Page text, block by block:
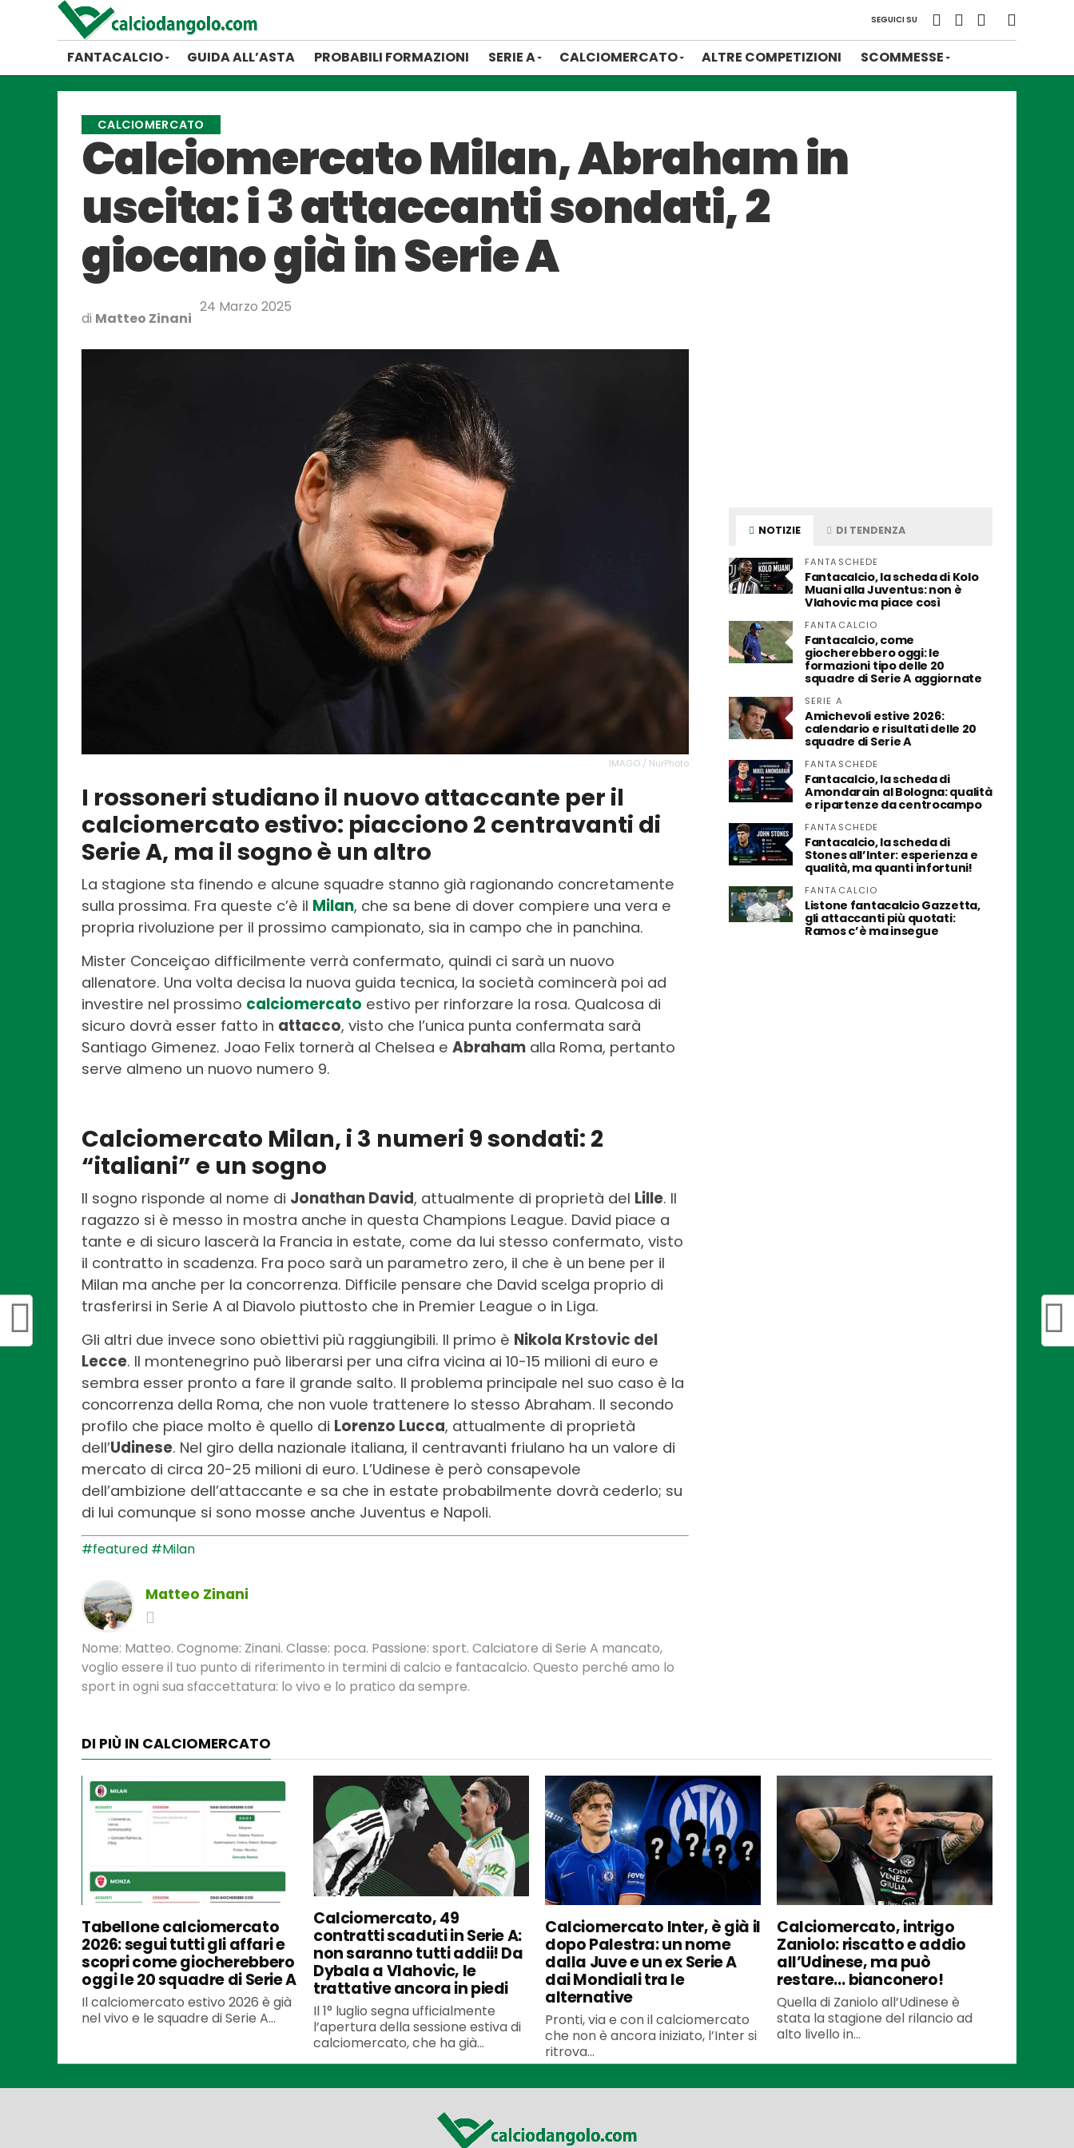
SEGUICI SU
FANTACALCIO GUIDA ALL’ASTA PROBABILI FORMAZIONI SERIE A CALCIOMERCATO ALTRE COMPETIZIONI SCOMMESSE
CALCIOMERCATO
Calciomercato Milan, Abraham in
uscita: i 3 attaccanti sondati, 2
giocano già in Serie A
di Matteo Zinani
24 Marzo 2025
IMAGO / NurPhoto
I rossoneri studiano il nuovo attaccante per il
calciomercato estivo: piacciono 2 centravanti di
Serie A, ma il sogno è un altro
La stagione sta finendo e alcune squadre stanno già ragionando concretamente
sulla prossima. Fra queste c’è il Milan, che sa bene di dover compiere una vera e
propria rivoluzione per il prossimo campionato, sia in campo che in panchina.
Mister Conceiçao difficilmente verrà confermato, quindi ci sarà un nuovo
allenatore. Una volta decisa la nuova guida tecnica, la società comincerà poi ad
investire nel prossimo calciomercato estivo per rinforzare la rosa. Qualcosa di
sicuro dovrà esser fatto in attacco, visto che l’unica punta confermata sarà
Santiago Gimenez. Joao Felix tornerà al Chelsea e Abraham alla Roma, pertanto
serve almeno un nuovo numero 9.
Calciomercato Milan, i 3 numeri 9 sondati: 2
“italiani” e un sogno
Il sogno risponde al nome di Jonathan David, attualmente di proprietà del Lille. Il
ragazzo si è messo in mostra anche in questa Champions League. David piace a
tante e di sicuro lascerà la Francia in estate, come da lui stesso confermato, visto
il contratto in scadenza. Fra poco sarà un parametro zero, il che è un bene per il
Milan ma anche per la concorrenza. Difficile pensare che David scelga proprio di
trasferirsi in Serie A al Diavolo piuttosto che in Premier League o in Liga.
Gli altri due invece sono obiettivi più raggiungibili. Il primo è Nikola Krstovic del
Lecce. Il montenegrino può liberarsi per una cifra vicina ai 10-15 milioni di euro e
sembra esser pronto a fare il grande salto. Il problema principale nel suo caso è la
concorrenza della Roma, che non vuole trattenere lo stesso Abraham. Il secondo
profilo che piace molto è quello di Lorenzo Lucca, attualmente di proprietà
dell’Udinese. Nel giro della nazionale italiana, il centravanti friulano ha un valore di
mercato di circa 20-25 milioni di euro. L’Udinese è però consapevole
dell’ambizione dell’attaccante e sa che in estate probabilmente dovrà cederlo; su
di lui comunque si sono mosse anche Juventus e Napoli.
#featured #Milan
Matteo Zinani
Nome: Matteo. Cognome: Zinani. Classe: poca. Passione: sport. Calciatore di Serie A mancato,
voglio essere il tuo punto di riferimento in termini di calcio e fantacalcio. Questo perché amo lo
sport in ogni sua sfaccettatura: lo vivo e lo pratico da sempre.
NOTIZIE DI TENDENZA
FANTASCHEDE
Fantacalcio, la scheda di Kolo
Muani alla Juventus: non è
Vlahovic ma piace così
FANTACALCIO
Fantacalcio, come
giocherebbero oggi: le
formazioni tipo delle 20
squadre di Serie A aggiornate
SERIE A
Amichevoli estive 2026:
calendario e risultati delle 20
squadre di Serie A
FANTASCHEDE
Fantacalcio, la scheda di
Amondarain al Bologna: qualità
e ripartenze da centrocampo
FANTASCHEDE
Fantacalcio, la scheda di
Stones all’Inter: esperienza e
qualità, ma quanti infortuni!
FANTACALCIO
Listone fantacalcio Gazzetta,
gli attaccanti più quotati:
Ramos c’è ma insegue
DI PIÙ IN CALCIOMERCATO
Tabellone calciomercato
2026: segui tutti gli affari e
scopri come giocherebbero
oggi le 20 squadre di Serie A
Il calciomercato estivo 2026 è già
nel vivo e le squadre di Serie A...
Calciomercato, 49
contratti scaduti in Serie A:
non saranno tutti addii! Da
Dybala a Vlahovic, le
trattative ancora in piedi
Il 1° luglio segna ufficialmente
l’apertura della sessione estiva di
calciomercato, che ha già...
Calciomercato Inter, è già il
dopo Palestra: un nome
dalla Juve e un ex Serie A
dai Mondiali tra le
alternative
Pronti, via e con il calciomercato
che non è ancora iniziato, l’Inter si
ritrova...
Calciomercato, intrigo
Zaniolo: riscatto e addio
all’Udinese, ma può
restare… bianconero!
Quella di Zaniolo all’Udinese è
stata la stagione del rilancio ad
alto livello in...